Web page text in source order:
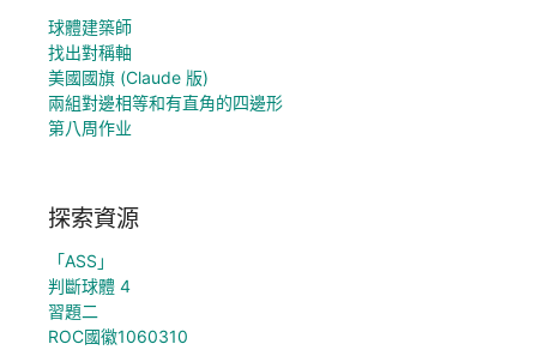
球體建築師
找出對稱軸
美國國旗 (Claude 版)
兩組對邊相等和有直角的四邊形
第八周作业
探索資源
「ASS」
判斷球體 4
習題二
ROC國徽1060310